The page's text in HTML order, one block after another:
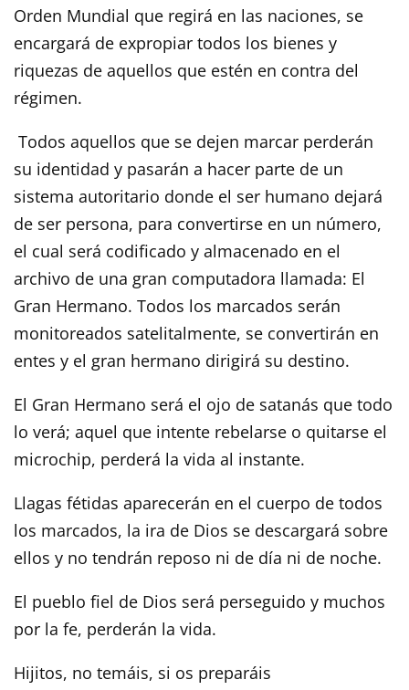
Orden Mundial que regirá en las naciones, se
encargará de expropiar todos los bienes y
riquezas de aquellos que estén en contra del
régimen.
Todos aquellos que se dejen marcar perderán
su identidad y pasarán a hacer parte de un
sistema autoritario donde el ser humano dejará
de ser persona, para convertirse en un número,
el cual será codificado y almacenado en el
archivo de una gran computadora llamada: El
Gran Hermano. Todos los marcados serán
monitoreados satelitalmente, se convertirán en
entes y el gran hermano dirigirá su destino.
El Gran Hermano será el ojo de satanás que todo
lo verá; aquel que intente rebelarse o quitarse el
microchip, perderá la vida al instante.
Llagas fétidas aparecerán en el cuerpo de todos
los marcados, la ira de Dios se descargará sobre
ellos y no tendrán reposo ni de día ni de noche.
El pueblo fiel de Dios será perseguido y muchos
por la fe, perderán la vida.
Hijitos, no temáis, si os preparáis